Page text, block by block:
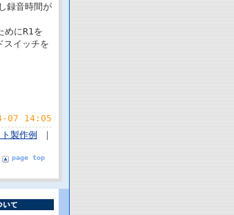
録音時間が
めにR1を
スイッチを
07 14:05
製作例
｜
page top